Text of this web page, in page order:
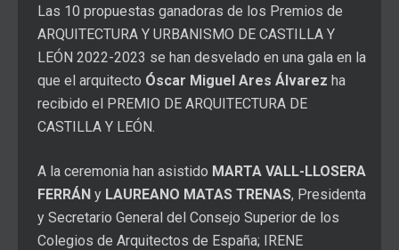
Las 10 propuestas ganadoras de los Premios de
ARQUITECTURA Y URBANISMO DE CASTILLA Y
LEÓN 2022-2023 se han desvelado en una gala en la
que el arquitecto Óscar Miguel Ares Álvarez ha
recibido el PREMIO DE ARQUITECTURA DE
CASTILLA Y LEÓN.
A la ceremonia han asistido MARTA VALL-LLOSERA
FERRÁN y LAUREANO MATAS TRENAS, Presidenta
y Secretario General del Consejo Superior de los
Colegios de Arquitectos de España; IRENE